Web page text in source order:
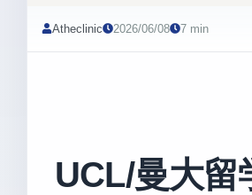
Atheclinic 2026/06/08 7 min
UCL/曼大留